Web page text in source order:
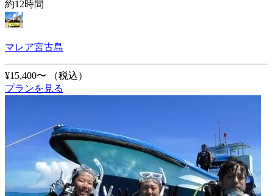
約12時間
マレア宮古島
¥15,400〜
（税込）
プランを見る